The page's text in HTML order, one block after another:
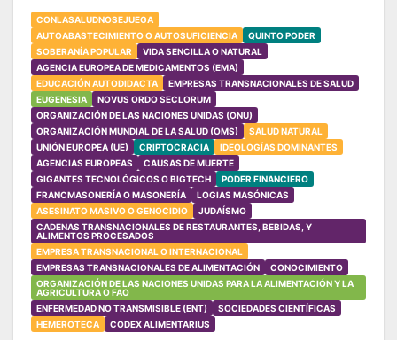
CONLASALUDNOSEJUEGA
AUTOABASTECIMIENTO O AUTOSUFICIENCIA
QUINTO PODER
SOBERANÍA POPULAR
VIDA SENCILLA O NATURAL
AGENCIA EUROPEA DE MEDICAMENTOS (EMA)
EDUCACIÓN AUTODIDACTA
EMPRESAS TRANSNACIONALES DE SALUD
EUGENESIA
NOVUS ORDO SECLORUM
ORGANIZACIÓN DE LAS NACIONES UNIDAS (ONU)
ORGANIZACIÓN MUNDIAL DE LA SALUD (OMS)
SALUD NATURAL
UNIÓN EUROPEA (UE)
CRIPTOCRACIA
IDEOLOGÍAS DOMINANTES
AGENCIAS EUROPEAS
CAUSAS DE MUERTE
GIGANTES TECNOLÓGICOS O BIGTECH
PODER FINANCIERO
FRANCMASONERÍA O MASONERÍA
LOGIAS MASÓNICAS
ASESINATO MASIVO O GENOCIDIO
JUDAÍSMO
CADENAS TRANSNACIONALES DE RESTAURANTES, BEBIDAS, Y
ALIMENTOS PROCESADOS
EMPRESA TRANSNACIONAL O INTERNACIONAL
EMPRESAS TRANSNACIONALES DE ALIMENTACIÓN
CONOCIMIENTO
ORGANIZACIÓN DE LAS NACIONES UNIDAS PARA LA ALIMENTACIÓN Y LA
AGRICULTURA O FAO
ENFERMEDAD NO TRANSMISIBLE (ENT)
SOCIEDADES CIENTÍFICAS
HEMEROTECA
CODEX ALIMENTARIUS